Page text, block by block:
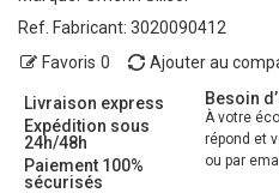
Ref. Fabricant: 3020090412
Favoris 0 Ajouter au
Livraison express
Expédition sous
24h/48h
Paiement 100%
sécurisés
Besoin
À votre
répond et
ou par